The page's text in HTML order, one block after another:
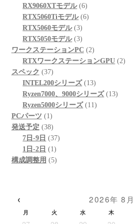
品
商
品
の
商
品
RX9060XTモデル 66
個
品
RTX5060Tiモデル 66
商
品
RTX5060モデル 33
個
の
商
RTX5050モデル 33
個
の
品
ワークステーションPC 22
個
商
品
RTXワークステーションGPU 22
スペック 3737
個
の
商
品
INTEL200シリーズ 1313
個
の
Ryzen7000、9000シリーズ 1313
Ryzen5000シリーズ 1111
PCパーツ 1 1
個
の
商
品
発送予定 3838
個
の
商
7日-9日 3737
1日-2日 11
個
構成調整用 55
‹ 2026年 8月
月 火 水 木